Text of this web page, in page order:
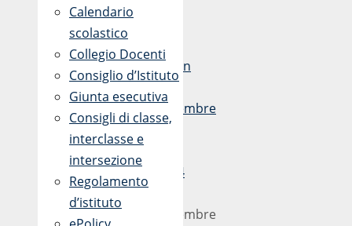
admin
16
Settembre
2019
21:04
Settembre
Calendario
scolastico
Collegio Docenti
Consiglio d’Istituto
Giunta esecutiva
Consigli di classe,
interclasse e
intersezione
Regolamento
d’istituto